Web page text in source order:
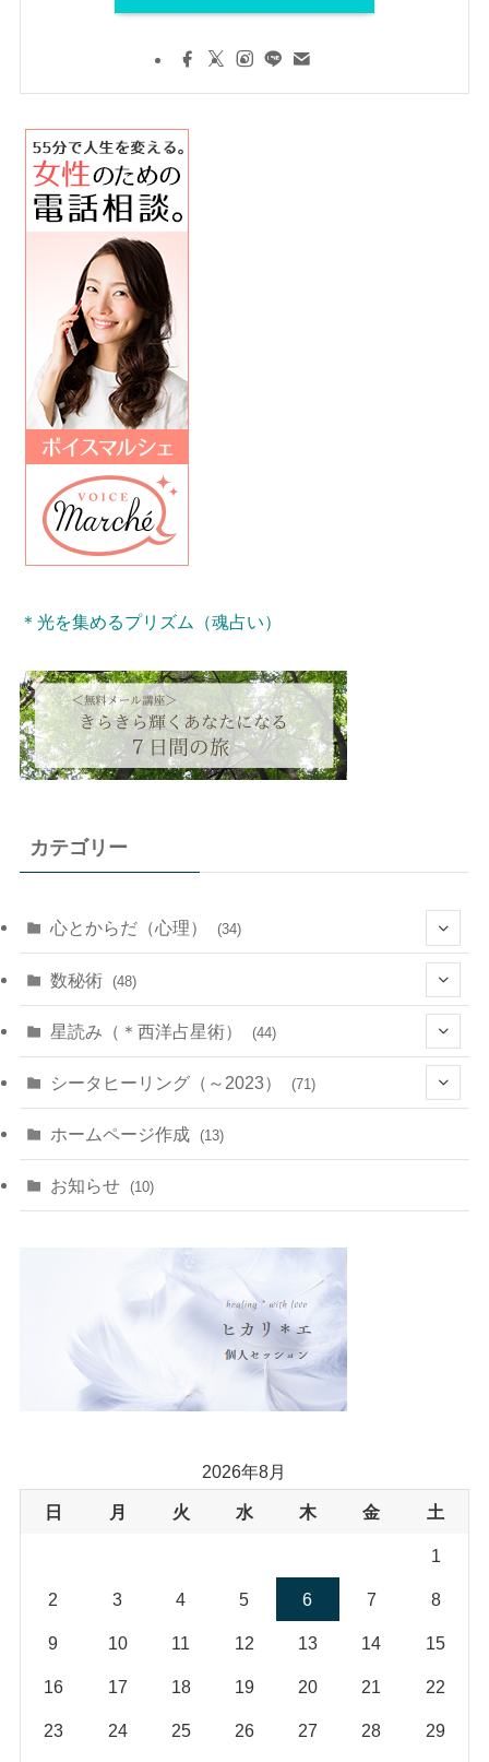
＊光を集めるプリズム（魂占い）
カテゴリー
心とからだ（心理） (34)
(1)
(22)
(7)
(4)
(7)
数秘術 (48)
(11)
(10)
(15)
星読み（＊西洋占星術） (44)
(11)
(8)
シータヒーリング（～2023） (71)
(14)
(18)
ホームページ作成 (13)
お知らせ (10)
2026年8月
日 月 火 水 木 金 土
1
2 3 4 5 6 7 8
9 10 11 12 13 14 15
16 17 18 19 20 21 22
23 24 25 26 27 28 29